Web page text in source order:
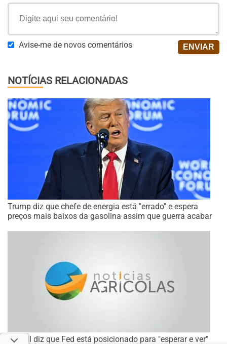
Avise-me de novos comentários
NOTÍCIAS RELACIONADAS
Trump diz que chefe de energia está "errado" e espera
preços mais baixos da gasolina assim que guerra acabar
Powell diz que Fed está posicionado para "esperar e ver"